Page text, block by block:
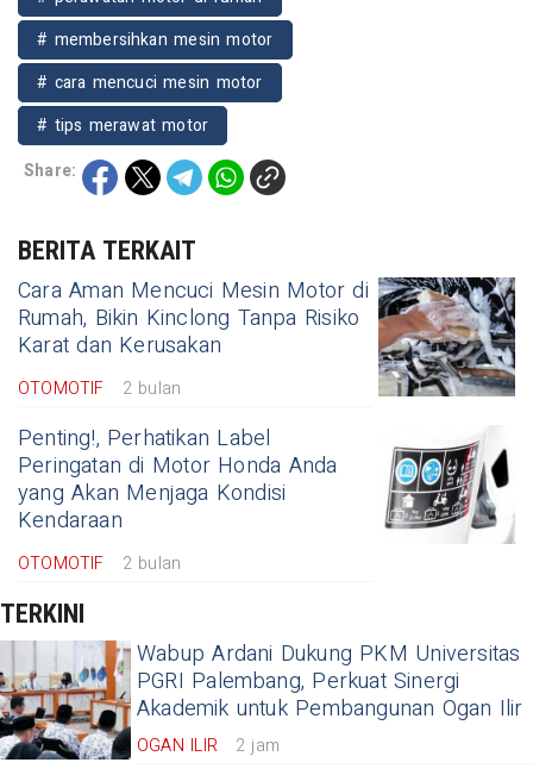
# membersihkan mesin motor
# cara mencuci mesin motor
# tips merawat motor
Share:
BERITA TERKAIT
Cara Aman Mencuci Mesin Motor di
Rumah, Bikin Kinclong Tanpa Risiko
Karat dan Kerusakan
OTOMOTIF 2 bulan
Penting!, Perhatikan Label
Peringatan di Motor Honda Anda
yang Akan Menjaga Kondisi
Kendaraan
OTOMOTIF 2 bulan
TERKINI
Wabup Ardani Dukung PKM Universitas
PGRI Palembang, Perkuat Sinergi
Akademik untuk Pembangunan Ogan Ilir
OGAN ILIR 2 jam